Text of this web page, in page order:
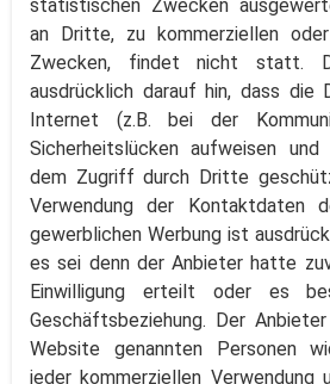
statistischen Zwecken
an Dritte, zu kommerziellen
Zwecken, findet nicht statt.
ausdrücklich darauf hin, dass die
Internet (z.B. bei der
Sicherheitslücken aufweisen
dem Zugriff durch Dritte
Verwendung der Kontaktdaten
gewerblichen Werbung ist
es sei denn der Anbieter hatte
Einwilligung erteilt oder es
Geschäftsbeziehung. Der
Website genannten Personen
jeder kommerziellen Verwendung